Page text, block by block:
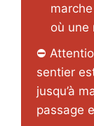
où une
⛔
sentier
jusqu’à
passage